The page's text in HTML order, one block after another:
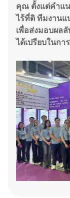
คุณ ตั้งแต่คำแน
ไร้ที่ติ ทีมงานแ
เพื่อส่งมอบผล
ได้เปรียบในก